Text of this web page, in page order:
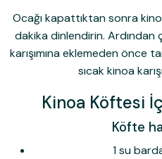
Ocağı kapattıktan sonra
dakika dinlendirin. Ardından
karışımına eklemeden önce
sıcak kinoa
Kinoa Köftesi
Köfte
1 su